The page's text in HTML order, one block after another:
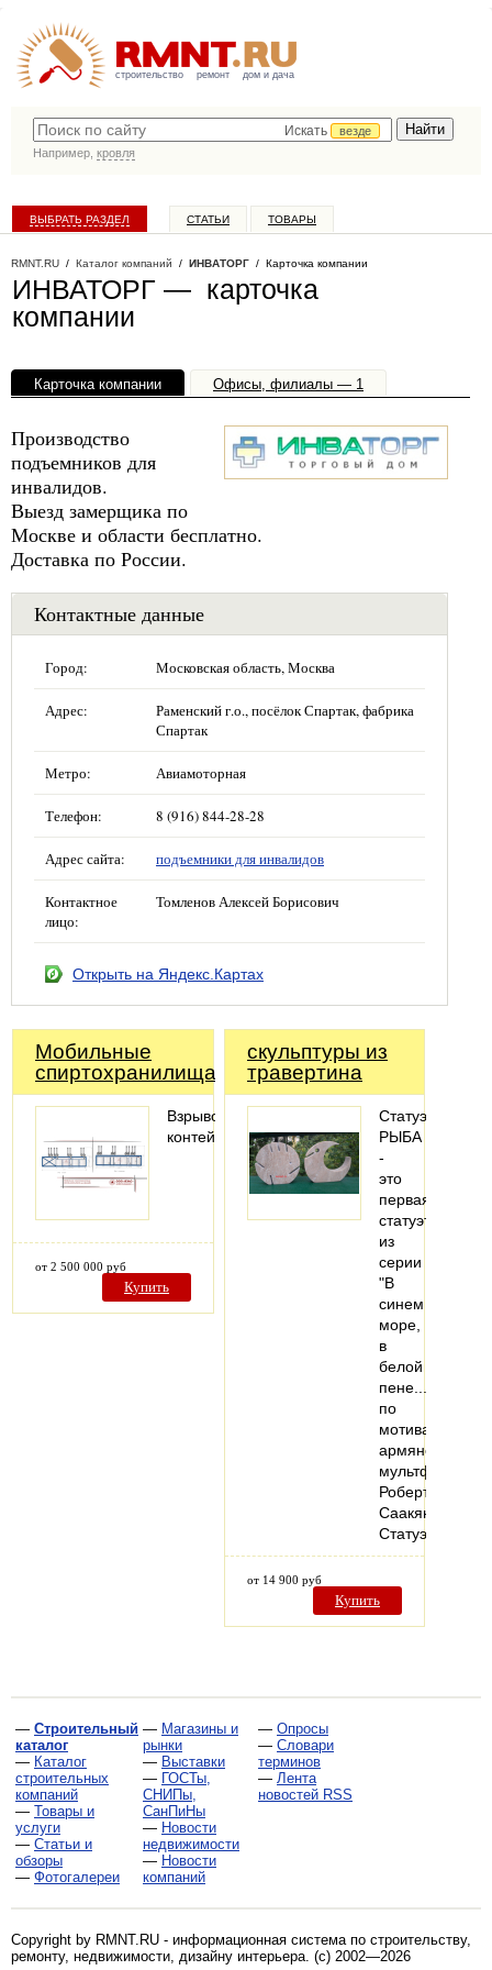
строительство ремонт дом и дача
Искать
везде
Например, кровля
ВЫБРАТЬ РАЗДЕЛ СТАТЬИ ТОВАРЫ
RMNT.RU / Каталог компаний / ИНВАТОРГ / Карточка компании
ИНВАТОРГ — карточка
компании
Карточка компании Офисы, филиалы — 1
Производство
подъемников для
инвалидов.
Выезд замерщика по
Москве и области бесплатно.
Доставка по России.
Контактные данные
Город: Московская область, Москва
Адрес:
Раменский г.о., посёлок Спартак, фабрика
Спартак
Метро: Авиамоторная
Телефон: 8 (916) 844-28-28
Адрес сайта: подъемники для инвалидов
Контактное
лицо:
Томленов Алексей Борисович
Открыть на Яндекс.Картах
Мобильные
спиртохранилища
Взрывозащищенные
контейнеры
от 2 500 000 руб
Купить
скульптуры из
травертина
Статуэтка
РЫБА
-
это
первая
статуэтка
из
серии
"В
синем
море,
в
белой
пене..."
по
мотивам
армянского
мультфильма
Роберта
Саакянца.
Статуэтка…
от 14 900 руб
Купить
— Строительный
каталог
— Каталог
строительных
компаний
— Товары и
услуги
— Статьи и
обзоры
— Фотогалереи
— Магазины и
рынки
— Выставки
— ГОСТы,
СНИПы,
СанПиНы
— Новости
недвижимости
— Новости
компаний
— Опросы
— Словари
терминов
— Лента
новостей RSS
Copyright by RMNT.RU - информационная система по строительству,
ремонту, недвижимости, дизайну интерьера. (c) 2002—2026